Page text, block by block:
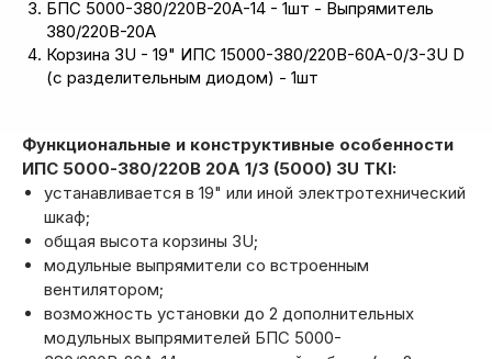
БПС 5000-380/220В-20А-14 - 1шт - Выпрямитель
380/220В-20А
Корзина 3U - 19" ИПС 15000-380/220В-60А-0/3-3U D
(с разделительным диодом) - 1шт
Функциональные и конструктивные особенности
ИПС 5000-380/220В 20А 1/3 (5000) 3U ТКI:
устанавливается в 19" или иной электротехнический
шкаф;
общая высота корзины 3U;
модульные выпрямители со встроенным
вентилятором;
возможность установки до 2 дополнительных
модульных выпрямителей БПС 5000-